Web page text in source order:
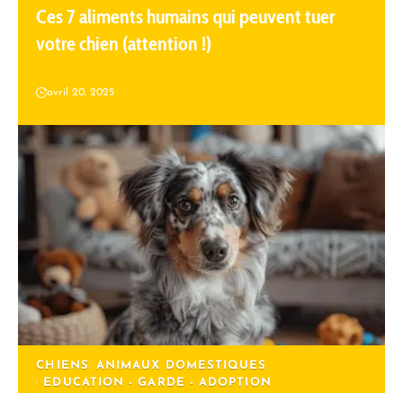
Ces 7 aliments humains qui peuvent tuer
votre chien (attention !)
avril 20, 2025
CHIENS
ANIMAUX DOMESTIQUES
EDUCATION - GARDE - ADOPTION